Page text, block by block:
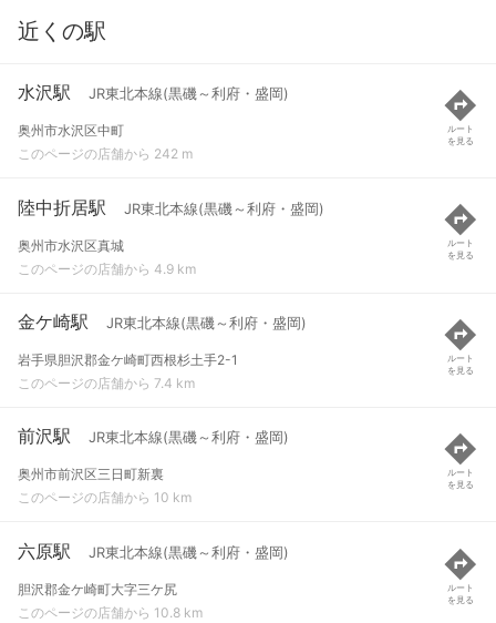
近くの駅
水沢駅 JR東北本線(黒磯～利府・盛岡)
奥州市水沢区中町
このページの店舗から 242 m
ルート
を見る
陸中折居駅 JR東北本線(黒磯～利府・盛岡)
奥州市水沢区真城
このページの店舗から 4.9 km
ルート
を見る
金ケ崎駅 JR東北本線(黒磯～利府・盛岡)
岩手県胆沢郡金ケ崎町西根杉土手2-1
このページの店舗から 7.4 km
ルート
を見る
前沢駅 JR東北本線(黒磯～利府・盛岡)
奥州市前沢区三日町新裏
このページの店舗から 10 km
ルート
を見る
六原駅 JR東北本線(黒磯～利府・盛岡)
胆沢郡金ケ崎町大字三ケ尻
このページの店舗から 10.8 km
ルート
を見る